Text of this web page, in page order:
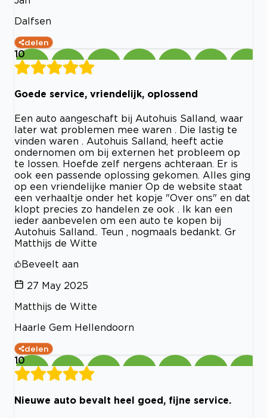
Dalfsen
delen
10
Goede service, vriendelijk, oplossend
Een auto aangeschaft bij Autohuis Salland, waar
later wat problemen mee waren . Die lastig te
vinden waren . Autohuis Salland, heeft actie
ondernomen om bij externen het probleem op
te lossen. Hoefde zelf nergens achteraan. Er is
ook een passende oplossing gekomen. Alles ging
op een vriendelijke manier Op de website staat
een verhaaltje onder het kopje "Over ons" en dat
klopt precies zo handelen ze ook . Ik kan een
ieder aanbevelen om een auto te kopen bij
Autohuis Salland.. Teun , nogmaals bedankt. Gr
Matthijs de Witte
Beveelt aan
27 May 2025
Matthijs de Witte
Haarle Gem Hellendoorn
delen
10
Nieuwe auto bevalt heel goed, fijne service.